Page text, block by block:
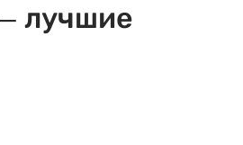
лучшие